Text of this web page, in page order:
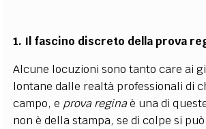
1. Il fascino discreto della prova
Alcune locuzioni sono tanto care ai
lontane dalle realtà professionali di
campo, e prova reginaè una di
non è della stampa, se di colpe si